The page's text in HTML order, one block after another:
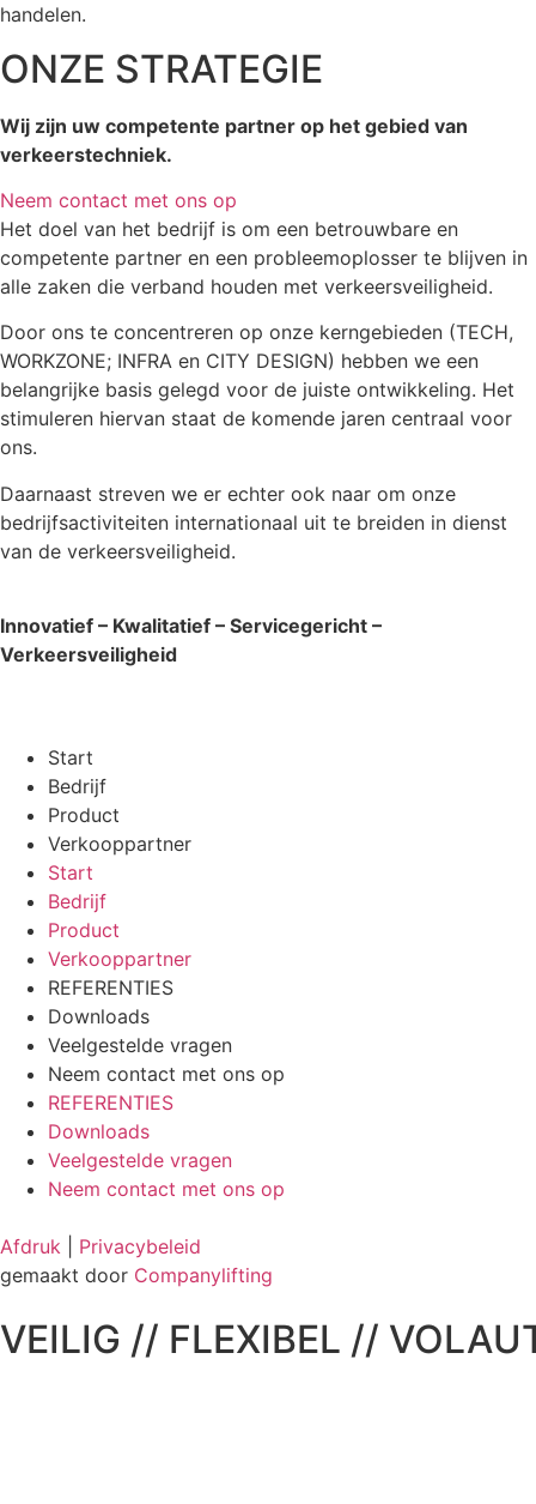
handelen.
ONZE STRATEGIE
Wij zijn uw competente partner op het gebied van
verkeerstechniek.
Neem contact met ons op
Het doel van het bedrijf is om een betrouwbare en
competente partner en een probleemoplosser te blijven in
alle zaken die verband houden met verkeersveiligheid.
Door ons te concentreren op onze kerngebieden (TECH,
WORKZONE; INFRA en CITY DESIGN) hebben we een
belangrijke basis gelegd voor de juiste ontwikkeling. Het
stimuleren hiervan staat de komende jaren centraal voor
ons.
Daarnaast streven we er echter ook naar om onze
bedrijfsactiviteiten internationaal uit te breiden in dienst
van de verkeersveiligheid.
Innovatief – Kwalitatief – Servicegericht –
Verkeersveiligheid
Start
Bedrijf
Product
Verkooppartner
Start
Bedrijf
Product
Verkooppartner
REFERENTIES
Downloads
Veelgestelde vragen
Neem contact met ons op
REFERENTIES
Downloads
Veelgestelde vragen
Neem contact met ons op
Afdruk
Privacybeleid
gemaakt door Companylifting
VEILIG // FLEXIBEL //